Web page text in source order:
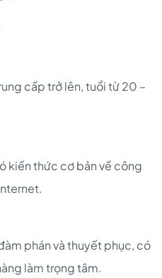
cấp trở lên, tuổi từ 20 –
kiến thức cơ bản về công
phán và thuyết phục, có
làm trọng tâm.